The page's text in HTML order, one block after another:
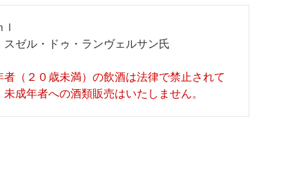
スゼル・ドゥ・ランヴェルサン氏
（２０歳未満）の飲酒は法律で禁止されて
未成年者への酒類販売はいたしません。